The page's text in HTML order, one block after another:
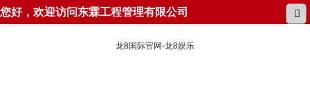
您好，欢迎访问东霖工程管理有限公司
龙8国际官网-龙8娱乐